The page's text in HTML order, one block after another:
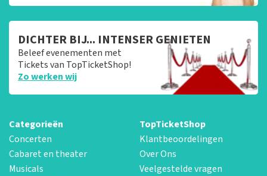
DICHTER BIJ... INTENSER GENIETEN
Beleef evenementen met
Tickets van TopTicketShop!
Zo werken wij
Categorieën
Concerten
Cabaret en theater
Musicals
TopTicketShop
Klantbeoordelingen
Over Ons
Veelgestelde vragen